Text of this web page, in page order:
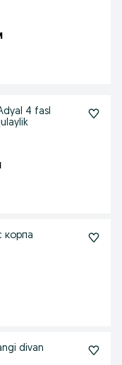
4 fasl
корпа
divan